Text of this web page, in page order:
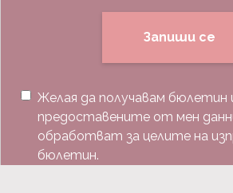
Запиши се
Желая да получавам бюлетин
предоставените от мен
обработват за целите на
бюлетин.